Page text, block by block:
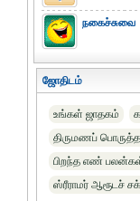
நகைச்சுவை
ஜோதிடம்
உங்கள் ஜாதகம்
திருமணப்
பிறந்த எண்
ஸ்ரீராமர் ஆரூடச்